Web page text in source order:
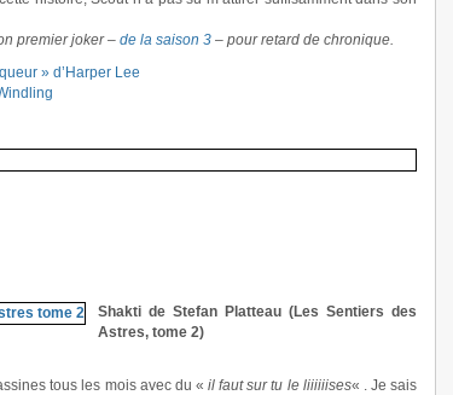
premier joker – de la saison 3 – pour retard de chronique.
» d’Harper Lee
Shakti de Stefan Platteau (Les Sentiers des
Astres, tome 2)
tous les mois avec du «il faut sur tu le liiiiiises« . Je sais